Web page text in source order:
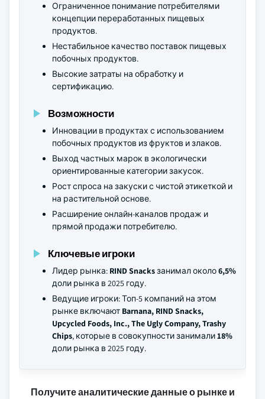
Ограниченное понимание потребителями
концепции переработанных пищевых
продуктов.
Нестабильное качество поставок пищевых
побочных продуктов.
Высокие затраты на обработку и
сертификацию.
Возможности
Инновации в продуктах с использованием
побочных продуктов из фруктов и злаков.
Выход частных марок в экологически
ориентированные категории закусок.
Рост спроса на закуски с чистой этикеткой и
на растительной основе.
Расширение онлайн-каналов продаж и
прямой продажи потребителю.
Ключевые игроки
Лидер рынка: RIND Snacksзанимал около6,5%
доли рынка в 2025 году.
Ведущие игроки: Топ-5 компаний на этом
рынке включают Barnana, RIND Snacks,
Upcycled Foods, Inc., The Ugly Company, Trashy
Chips, которые в совокупности занимали18%
доли рынка в 2025 году.
Получите аналитические данные о рынке и